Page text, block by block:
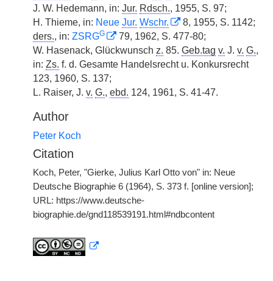
J. W. Hedemann, in: Jur. Rdsch., 1955, S. 97;
H. Thieme, in: Neue Jur. Wschr.
8, 1955, S. 1142;
ders., in: ZSRGG
79, 1962, S. 477-80;
W. Hasenack, Glückwunsch z. 85. Geb.tag v. J. v. G.,
in: Zs. f. d. Gesamte Handelsrecht u. Konkursrecht
123, 1960, S. 137;
L. Raiser, J. v. G., ebd. 124, 1961, S. 41-47.
Author
Peter Koch
Citation
Koch, Peter, "Gierke, Julius Karl Otto von" in: Neue
Deutsche Biographie 6 (1964), S. 373 f. [online version];
URL: https://www.deutsche-
biographie.de/gnd118539191.html#ndbcontent